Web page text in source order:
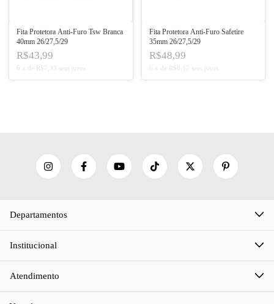
Fita Protetora Anti-Furo Tsw Branca
40mm 26/27,5/29
R$43,99
6 x R$7,33 sem juros
Fita Protetora Anti-Furo Safetire
35mm 26/27,5/29
R$48,99
6 x R$8,17 sem juros
Departamentos
Institucional
Atendimento